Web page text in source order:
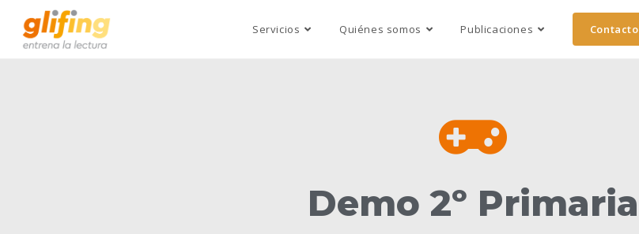
Servicios Quiénes somos Publicaciones Contacto
Demo 2º Primaria